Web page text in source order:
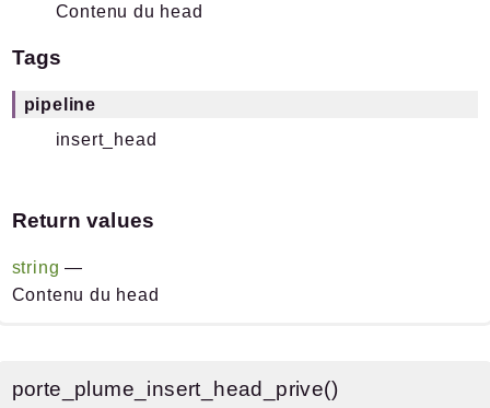
Contenu du head
Tags
pipeline
insert_head
Return values
string —
Contenu du head
porte_plume_insert_head_prive()